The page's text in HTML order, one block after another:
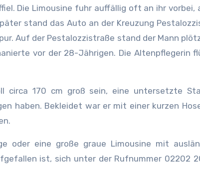
Die Limousine fuhr auffällig oft an ihr vorbei,
stand das Auto an der Kreuzung
Auf der Pestalozzistraße stand der Mann
vor der 28-Jährigen. Die Altenpflegerin
circa 170 cm groß sein, eine untersetzte
haben. Bekleidet war er mit einer kurzen
oder eine große graue Limousine mit
ist, sich unter der Rufnummer 02202